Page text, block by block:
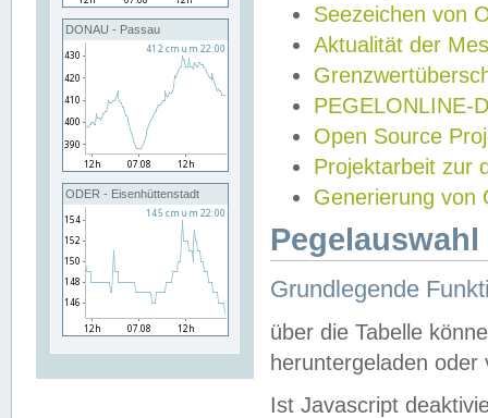
DONAU - Passau
ODER - Eisenhüttenstadt
Seezeichen von
Aktualität der
PEGELONLINE-
Open Source
Projektarbeit zur
Generierung von
Grundlegende
über die Tabelle
heruntergeladen oder
Ist Javascript